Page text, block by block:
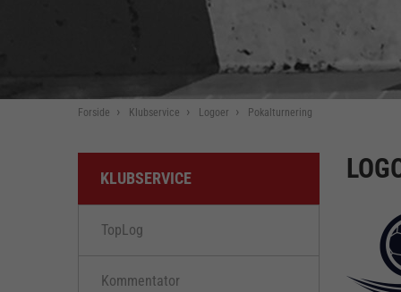
Forside Klubservice Logoer Pokalturnering
KLUBSERVICE
TopLog
Kommentator